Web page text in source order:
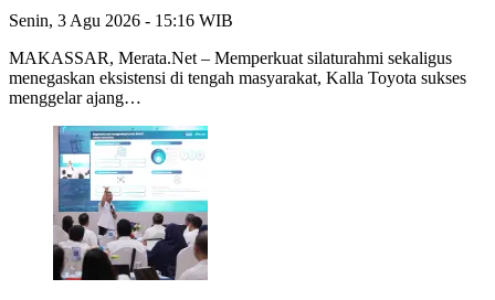
Senin, 3 Agu 2026 - 15:16 WIB
MAKASSAR, Merata.Net – Memperkuat silaturahmi sekaligus
menegaskan eksistensi di tengah masyarakat, Kalla Toyota sukses
menggelar ajang…